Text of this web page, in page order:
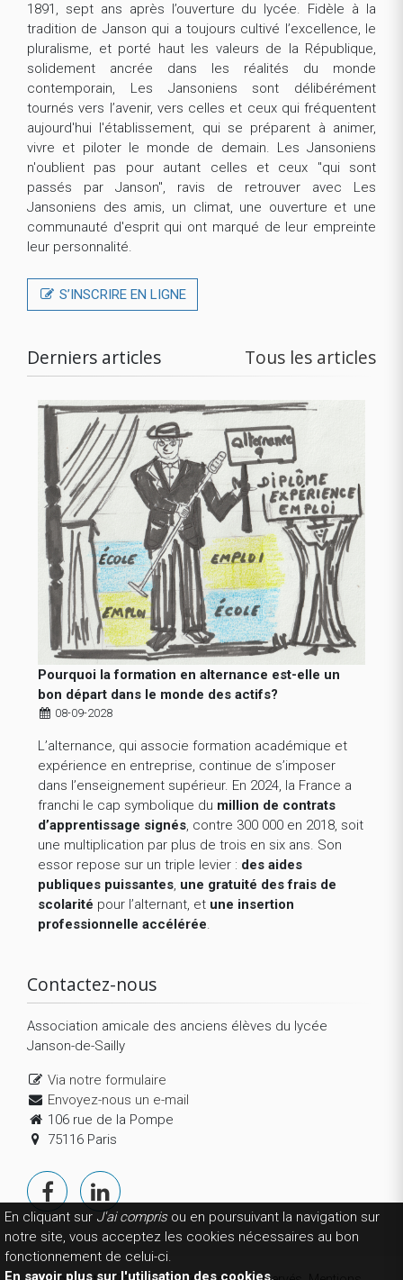
En cliquant sur J'ai comprisou en poursuivant la navigation sur
notre site, vous acceptez les cookies nécessaires au bon
fonctionnement de celui-ci.
En savoir plus sur l'utilisation des cookies.
1891, sept ans après l’ouverture du lycée. Fidèle à la
tradition de Janson qui a toujours cultivé l’excellence, le
pluralisme, et porté haut les valeurs de la République,
solidement ancrée dans les réalités du monde
contemporain, Les Jansoniens sont délibérément
tournés vers l’avenir, vers celles et ceux qui fréquentent
aujourd'hui l'établissement, qui se préparent à animer,
vivre et piloter le monde de demain. Les Jansoniens
n'oublient pas pour autant celles et ceux "qui sont
passés par Janson", ravis de retrouver avec Les
Jansoniens des amis, un climat, une ouverture et une
communauté d'esprit qui ont marqué de leur empreinte
leur personnalité.
S’INSCRIRE EN LIGNE
Derniers articles Tous les articles
Pourquoi la formation en alternance est-elle un
bon départ dans le monde des actifs?
08-09-2028
L’alternance, qui associe formation académique et
expérience en entreprise, continue de s’imposer
dans l’enseignement supérieur. En 2024, la France a
franchi le cap symbolique du million de contrats
d’apprentissage signés, contre 300 000 en 2018, soit
une multiplication par plus de trois en six ans. Son
essor repose sur un triple levier : des aides
publiques puissantes, une gratuité des frais de
scolarité pour l’alternant, et une insertion
professionnelle accélérée.
Contactez-nous
Association amicale des anciens élèves du lycée
Janson-de-Sailly
Via notre formulaire
Envoyez-nous un e-mail
106 rue de la Pompe
75116 Paris